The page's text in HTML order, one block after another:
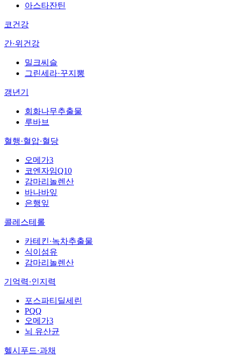
아스타잔틴
코건강
간·위건강
밀크씨슬
그린세라·꾸지뽕
갱년기
회화나무추출물
루바브
혈행·혈압·혈당
오메가3
코엔자임Q10
감마리놀렌산
바나바잎
은행잎
콜레스테롤
카테킨·녹차추출물
식이섬유
감마리놀렌산
기억력·인지력
포스파티딜세린
PQQ
오메가3
뇌 유산균
헬시푸드·과채